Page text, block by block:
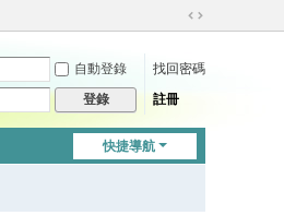
切
到
自動登錄
找回密碼
登錄 註冊
快捷導航